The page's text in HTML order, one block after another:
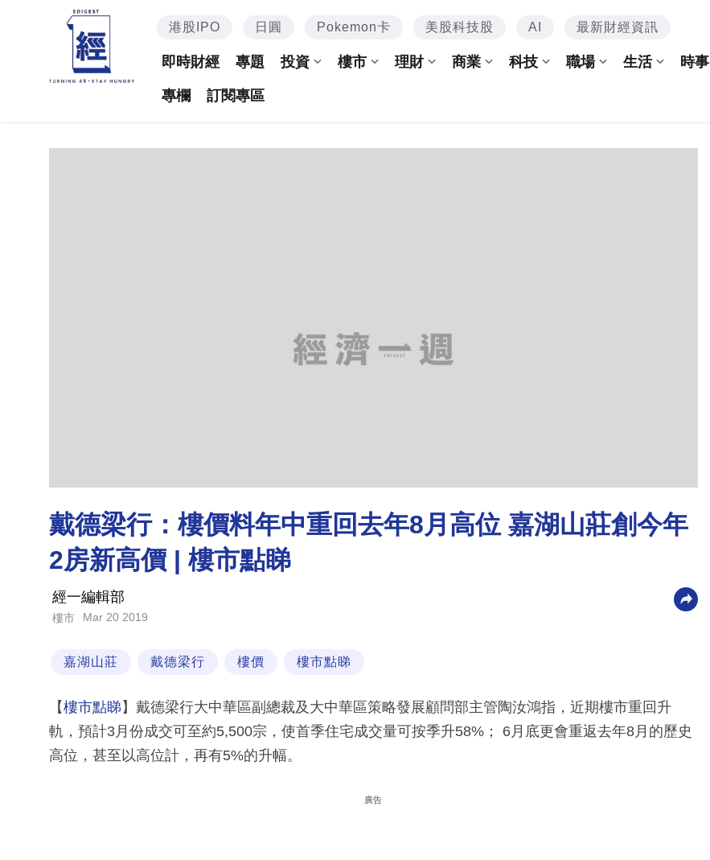
港股IPO 日圓 Pokemon卡 美股科技股 AI 最新財經資訊
即時財經 專題 投資 樓市 理財 商業 科技 職場 生活 時事
專欄 訂閱專區
戴德梁行：樓價料年中重回去年8月高位 嘉湖山莊創今年
2房新高價 | 樓市點睇
經一編輯部
樓市 Mar 20 2019
嘉湖山莊 戴德梁行 樓價 樓市點睇
【樓市點睇 】戴德梁行大中華區副總裁及大中華區策略發展顧問部主管陶汝鴻指，近期樓市重回升
軌，預計3月份成交可至約5,500宗，使首季住宅成交量可按季升58%； 6月底更會重返去年8月的歷史
高位，甚至以高位計，再有5%的升幅。
廣告